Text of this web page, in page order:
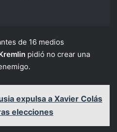
de 16 medios
pidió no crear una
expulsa a Xavier Colás
elecciones